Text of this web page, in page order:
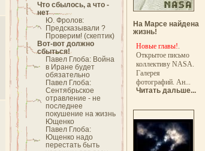
Что сбылось, а что -
нет
Ю. Фролов:
Предсказывали ?
Проверим! (скептик)
Вот-вот должно
сбыться!
Павел Глоба: Война
в Иране будет
обязательно
Павел Глоба:
Сентябрьское
отравление - не
последнее
покушение на жизнь
Ющенко
Павел Глоба:
Ющенко надо
перестать быть
На Марсе найдена
жизнь!
Новые главы!.
Открытое письмо
коллективу NASA.
Галерея
фотографий. Ан...
Читать дальше...